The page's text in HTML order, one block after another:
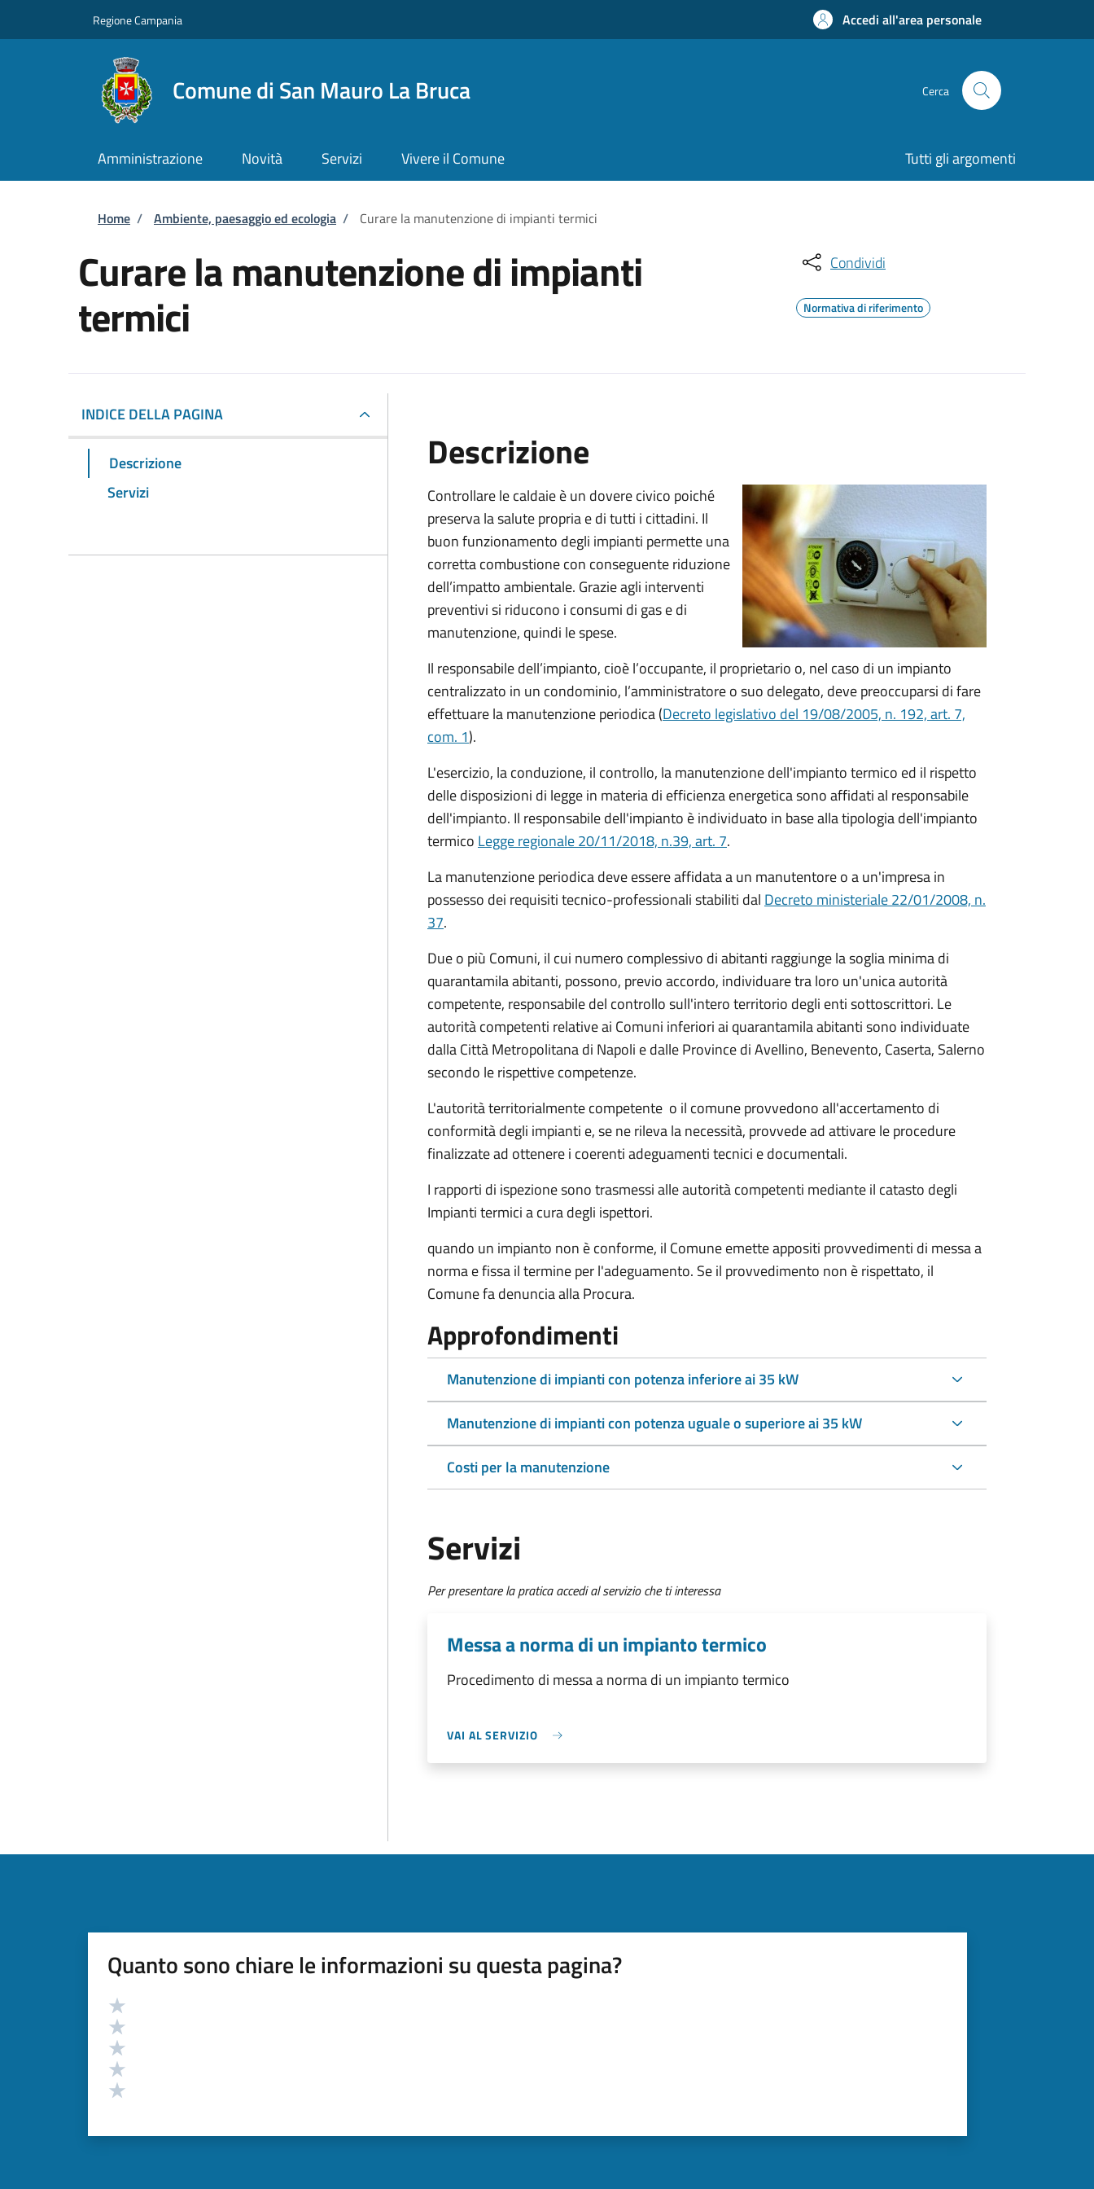
Regione Campania Accedi all'area personale
Comune di San Mauro La Bruca Cerca
Amministrazione Novità Servizi Vivere il Comune Tutti gli argomenti
Briciole di pane
Home / Ambiente, paesaggio ed ecologia / Curare la manutenzione di impianti termici
Curare la manutenzione di impianti
termici
Condividi
Normativa di riferimento
INDICE DELLA PAGINA
Descrizione
Servizi
Descrizione
Controllare le caldaie è un dovere civico poiché
preserva la salute propria e di tutti i cittadini. Il
buon funzionamento degli impianti permette una
corretta combustione con conseguente riduzione
dell’impatto ambientale. Grazie agli interventi
preventivi si riducono i consumi di gas e di
manutenzione, quindi le spese.
Il responsabile dell’impianto, cioè l’occupante, il proprietario o, nel caso di un impianto
centralizzato in un condominio, l’amministratore o suo delegato, deve preoccuparsi di fare
effettuare la manutenzione periodica (Decreto legislativo del 19/08/2005, n. 192, art. 7,
com. 1).
L'esercizio, la conduzione, il controllo, la manutenzione dell'impianto termico ed il rispetto
delle disposizioni di legge in materia di efficienza energetica sono affidati al responsabile
dell'impianto. Il responsabile dell'impianto è individuato in base alla tipologia dell'impianto
termico Legge regionale 20/11/2018, n.39, art. 7.
La manutenzione periodica deve essere affidata a un manutentore o a un'impresa in
possesso dei requisiti tecnico-professionali stabiliti dal Decreto ministeriale 22/01/2008, n.
37.
Due o più Comuni, il cui numero complessivo di abitanti raggiunge la soglia minima di
quarantamila abitanti, possono, previo accordo, individuare tra loro un'unica autorità
competente, responsabile del controllo sull'intero territorio degli enti sottoscrittori. Le
autorità competenti relative ai Comuni inferiori ai quarantamila abitanti sono individuate
dalla Città Metropolitana di Napoli e dalle Province di Avellino, Benevento, Caserta, Salerno
secondo le rispettive competenze.
L'autorità territorialmente competente o il comune provvedono all'accertamento di
conformità degli impianti e, se ne rileva la necessità, provvede ad attivare le procedure
finalizzate ad ottenere i coerenti adeguamenti tecnici e documentali.
I rapporti di ispezione sono trasmessi alle autorità competenti mediante il catasto degli
Impianti termici a cura degli ispettori.
quando un impianto non è conforme, il Comune emette appositi provvedimenti di messa a
norma e fissa il termine per l'adeguamento. Se il provvedimento non è rispettato, il
Comune fa denuncia alla Procura.
Approfondimenti
Manutenzione di impianti con potenza inferiore ai 35 kW
Manutenzione di impianti con potenza uguale o superiore ai 35 kW
Costi per la manutenzione
Servizi
Per presentare la pratica accedi al servizio che ti interessa
Messa a norma di un impianto termico
Procedimento di messa a norma di un impianto termico
VAI AL SERVIZIO
Quanto sono chiare le informazioni su questa pagina?
Valutazione